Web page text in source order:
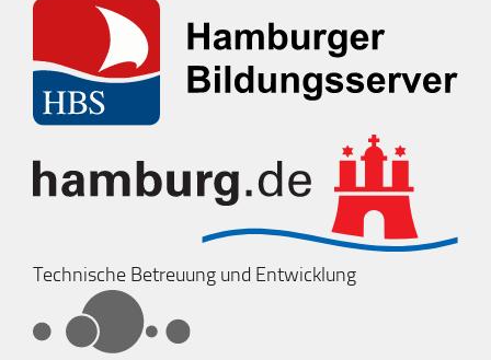
Technische Betreuung und Entwicklung